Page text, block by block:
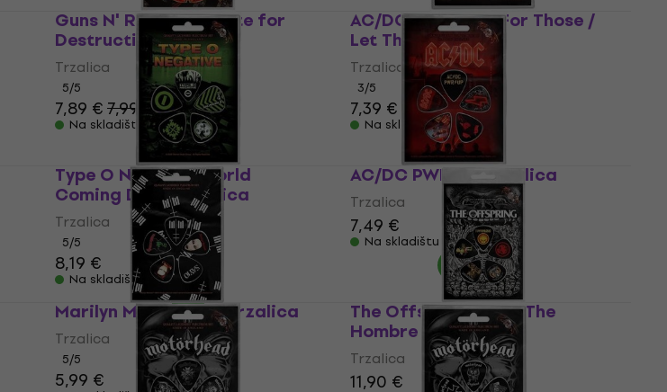
Guns N' Roses Appetite for
Destruction Trzalica
Trzalica
5/5
7,89 €7,99 €
Na skladištu
AC/DC Highway / For Those /
Let There Trzalica
Trzalica
3/5
7,39 €
Na skladištu
Type O Negative World
Coming Down Trzalica
Trzalica
5/5
8,19 €
Na skladištu
AC/DC PWR-UP Trzalica
Trzalica
7,49 €
Na skladištu
Marilyn Manson MM Trzalica
Trzalica
5/5
5,99 €
The Offspring Ixnay The
Hombre Trzalica
Trzalica
11,90 €